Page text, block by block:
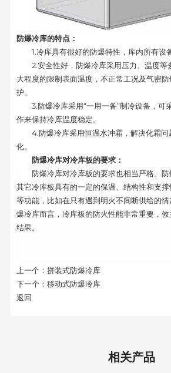
防爆冷库的特点：
1.冷库具有很好的防爆特性，库内所有设
2.安全性好，防爆冷库采用压力、温度等
大程度的限制表面温度，不正常工况及气密
护。
3.防爆冷库采用“一用一备”制冷设备，可
作来保持冷库温度稳定。
4.防爆冷库采用恒温水冲霜，解决化霜
化。
防爆冷库对冷库板的要求：
防爆冷库对冷库板的要求也相当严格。防
其它冷库板具有的一定的保温、结构性和支
等功能，比如在只有遇到明火不间断供给的
爆冷库而言，冷库板的防火性能非常重要，
结果。
上一个： 拼装式防爆冷库
下一个： 移动式防爆冷库
返回
相关产品